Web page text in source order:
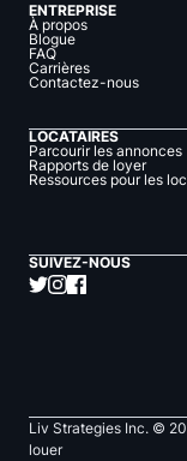
ENTREPRISE
À propos
Blogue
FAQ
Carrières
Contactez-nous
LOCATAIRES
Parcourir les annonces
Rapports de loyer
Ressources pour les
SUIVEZ-NOUS
Liv Strategies Inc. ©
louer